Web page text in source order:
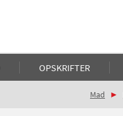
OPSKRIFTER
Mad